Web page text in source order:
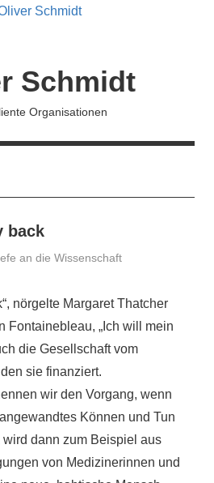
Schmidt
Organisationen
back
an die Wissenschaft
nörgelte Margaret Thatcher
Fontainebleau, „Ich will mein
die Gesellschaft vom
sie finanziert.
wir den Vorgang, wenn
Können und Tun
dann zum Beispiel aus
von Medizinerinnen und